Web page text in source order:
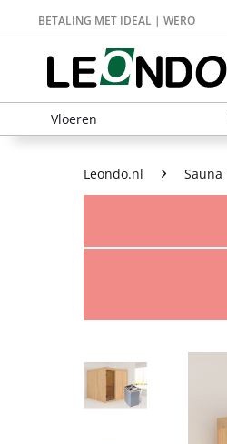
BETALING MET IDEAL | WERO
Vloeren
Leondo.nl Sauna